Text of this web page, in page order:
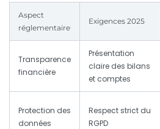
Aspect
réglementaire
Exigences 2025
Transparence
financière
Présentation
claire des bilans
et comptes
Protection des
données
Respect strict du
RGPD